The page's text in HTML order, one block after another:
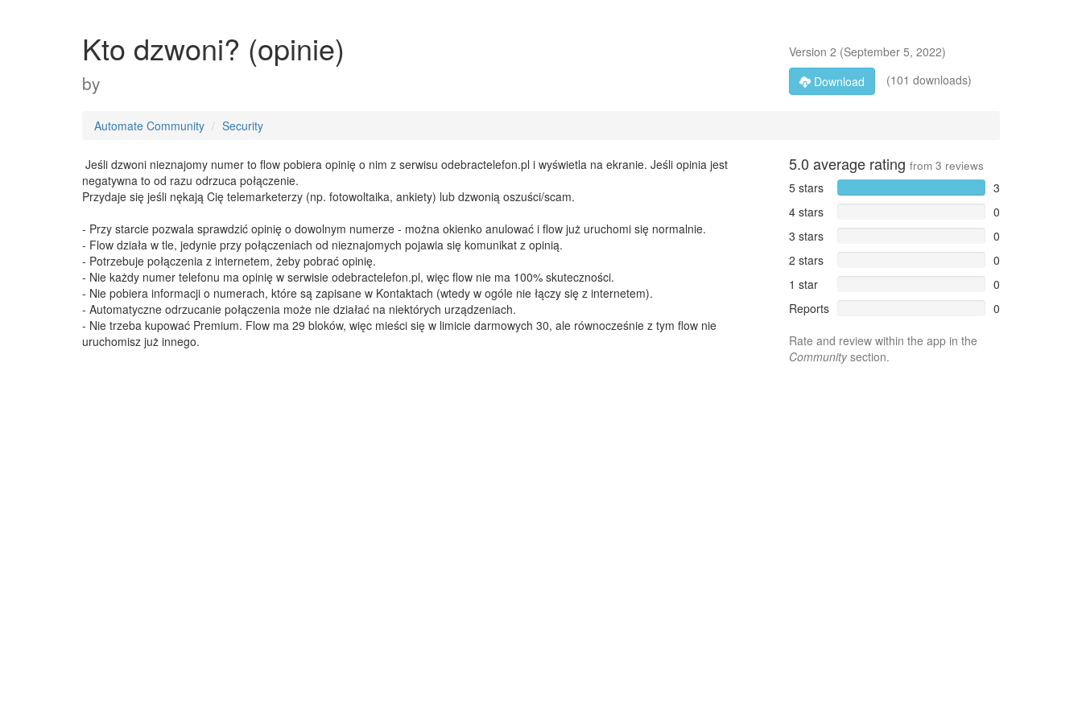
Kto dzwoni? (opinie)
by
Version 2 (September 5, 2022)
Download
(101 downloads)
Automate Community Security
​ Jeśli dzwoni nieznajomy numer to flow pobiera opinię o nim z serwisu odebractelefon.pl i wyświetla na ekranie. Jeśli opinia jest
negatywna to od razu odrzuca połączenie.
Przydaje się jeśli nękają Cię telemarketerzy (np. fotowoltaika, ankiety) lub dzwonią oszuści/scam.
- Przy starcie pozwala sprawdzić opinię o dowolnym numerze - można okienko anulować i flow już uruchomi się normalnie.
- Flow działa w tle, jedynie przy połączeniach od nieznajomych pojawia się komunikat z opinią.
- Potrzebuje połączenia z internetem, żeby pobrać opinię.
- Nie każdy numer telefonu ma opinię w serwisie odebractelefon.pl, więc flow nie ma 100% skuteczności.
- Nie pobiera informacji o numerach, które są zapisane w Kontaktach (wtedy w ogóle nie łączy się z internetem).
- Automatyczne odrzucanie połączenia może nie działać na niektórych urządzeniach.
- Nie trzeba kupować Premium. Flow ma 29 bloków, więc mieści się w limicie darmowych 30, ale równocześnie z tym flow nie
uruchomisz już innego.
5.0 average rating from 3 reviews
5 stars
3
4 stars
0
3 stars
0
2 stars
0
1 star
0
Reports
0
Rate and review within the app in the
Communitysection.